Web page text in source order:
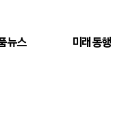
뉴스 미래동행